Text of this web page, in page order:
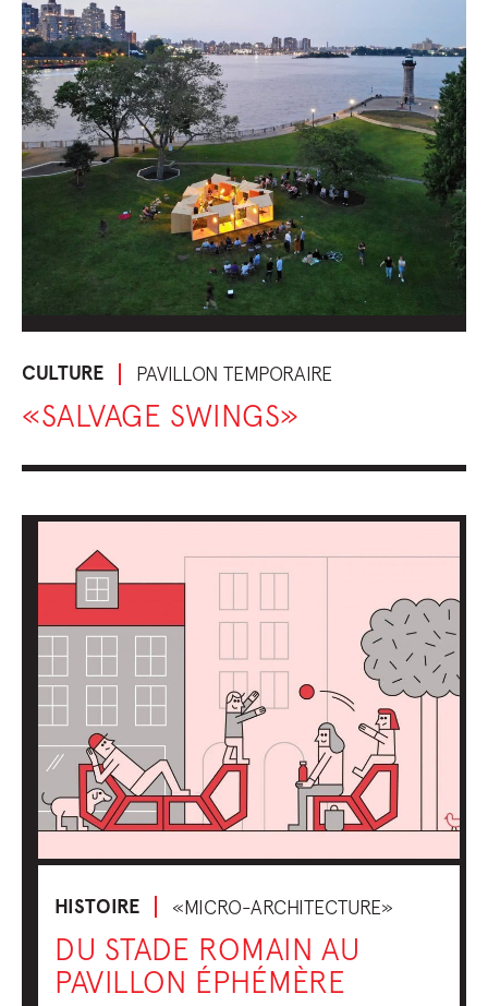
CULTURE PAVILLON TEMPORAIRE
«SALVAGE SWINGS»
HISTOIRE «MICRO-ARCHITECTURE»
DU STADE ROMAIN AU
PAVILLON ÉPHÉMÈRE